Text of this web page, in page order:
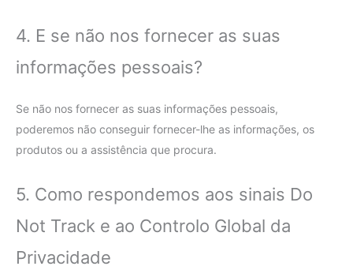
4. E se não nos fornecer as suas
informações pessoais?
Se não nos fornecer as suas informações pessoais,
poderemos não conseguir fornecer-lhe as informações, os
produtos ou a assistência que procura.
5. Como respondemos aos sinais Do
Not Track e ao Controlo Global da
Privacidade